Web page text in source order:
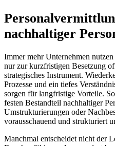
nachhaltiger
Immer mehr Unternehmen
nur zur kurzfristigen Besetzung
strategisches Instrument.
Prozesse und ein tiefes
sorgen für langfristige Vorteile.
festen Bestandteil nachhaltiger
Umstrukturierungen oder
vorausschauend und strukturiert
Manchmal entscheidet nicht der